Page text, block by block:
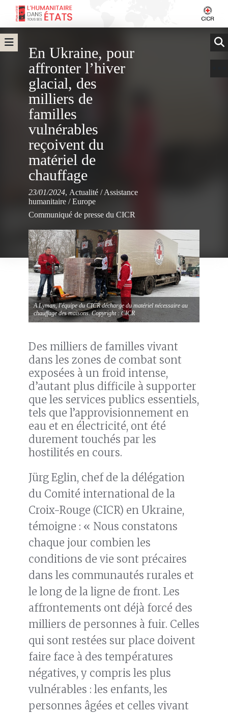
En Ukraine, pour
affronter l’hiver
glacial, des
milliers de
familles
vulnérables
reçoivent du
matériel de
chauffage
23/01/2024, Actualité /Assistance
humanitaire /Europe
Communiqué de presse du CICR
A Lyman, l'équipe du CICR décharge du matériel nécessaire au
chauffage des maisons. Copyright : CICR
Des milliers de familles vivant
dans les zones de combat sont
exposées à un froid intense,
d’autant plus difficile à supporter
que les services publics essentiels,
tels que l’approvisionnement en
eau et en électricité, ont été
durement touchés par les
hostilités en cours.
Jürg Eglin, chef de la délégation
du Comité international de la
Croix-Rouge (CICR) en Ukraine,
témoigne : « Nous constatons
chaque jour combien les
conditions de vie sont précaires
dans les communautés rurales et
le long de la ligne de front. Les
affrontements ont déjà forcé des
milliers de personnes à fuir. Celles
qui sont restées sur place doivent
faire face à des températures
négatives, y compris les plus
vulnérables : les enfants, les
personnes âgées et celles vivant